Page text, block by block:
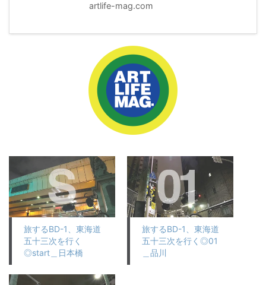
artlife-mag.com
旅するBD-1、東海道
五十三次を行く
◎start＿日本橋
旅するBD-1、東海道
五十三次を行く◎01
＿品川